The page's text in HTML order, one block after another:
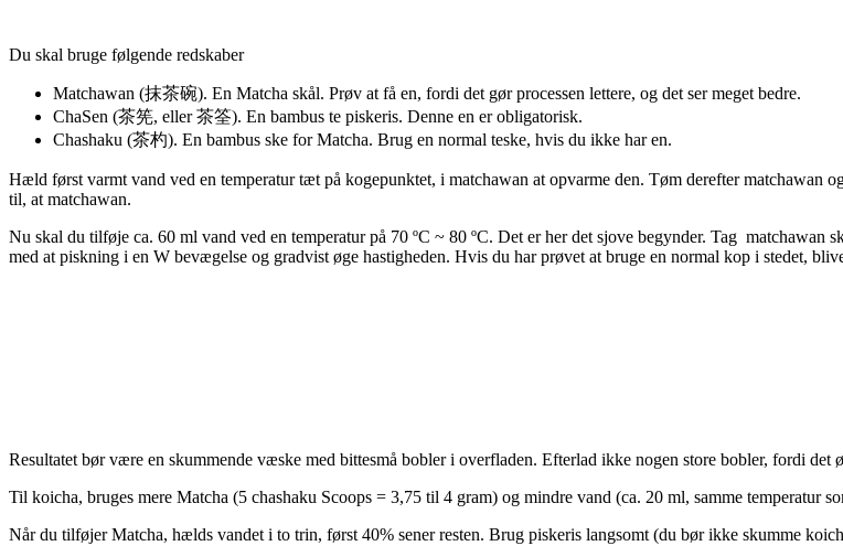
Du skal bruge følgende redskaber
Matchawan (抹茶碗). En Matcha skål. Prøv at få en, fordi det gør processen lettere, og det ser meget bedre.
ChaSen (茶筅, eller 茶筌). En bambus te piskeris. Denne en er obligatorisk.
Chashaku (茶杓). En bambus ske for Matcha. Brug en normal teske, hvis du ikke har en.
Hæld først varmt vand ved en temperatur tæt på kogepunktet, i matchawan at opvarme den. Tøm derefter matchawan
til, at matchawan.
Nu skal du tilføje ca. 60 ml vand ved en temperatur på 70 ºC ~ 80 ºC. Det er her det sjove begynder. Tag matchawan
med at piskning i en W bevægelse og gradvist øge hastigheden. Hvis du har prøvet at bruge en normal kop i stedet,
Resultatet bør være en skummende væske med bittesmå bobler i overfladen. Efterlad ikke nogen store bobler, fordi det
Til koicha, bruges mere Matcha (5 chashaku Scoops = 3,75 til 4 gram) og mindre vand (ca. 20 ml, samme temperatur
Når du tilføjer Matcha, hælds vandet i to trin, først 40% sener resten. Brug piskeris langsomt (du bør ikke skumme